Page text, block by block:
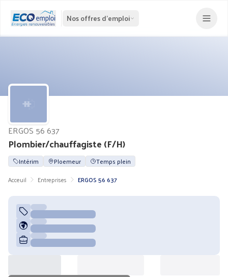
Nos offres d'emploi
Plombier/chauffagiste (F/H)
ERGOS 56 637
Intérim Ploemeur
Temps plein
Acceuil
Entreprises ERGOS 56 637